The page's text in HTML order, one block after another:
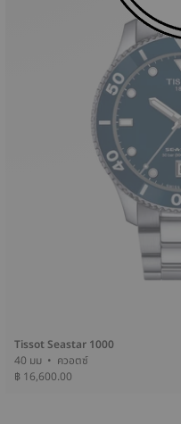
Tissot Seastar 1000
40 มม • ควอตซ์
฿ 16,600.00